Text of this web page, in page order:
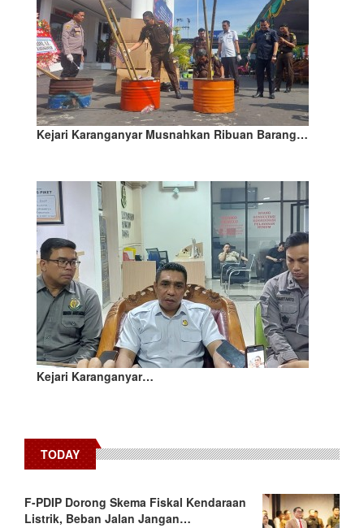
Kejari Karanganyar Musnahkan Ribuan Barang…
Kejari Karanganyar…
TODAY
F-PDIP Dorong Skema Fiskal Kendaraan
Listrik, Beban Jalan Jangan…